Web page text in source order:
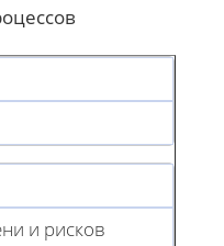
и рисков